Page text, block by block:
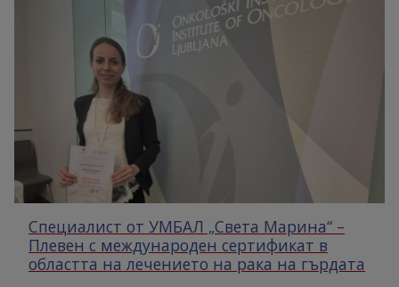
Специалист от УМБАЛ „Света Марина“ –
Плевен с международен сертификат в
областта на лечението на рака на гърдата